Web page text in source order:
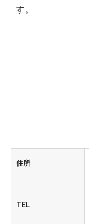
す。
住所
TEL